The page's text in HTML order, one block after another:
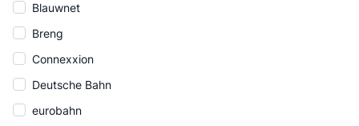
Blauwnet
Breng
Connexxion
Deutsche Bahn
eurobahn